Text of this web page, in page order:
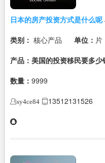
日本的房产投资方式是什么呢
类别： 核心产品 单位： 片
产品：美国的投资移民要多少
数量： 9999
sy4ce84 13512131526